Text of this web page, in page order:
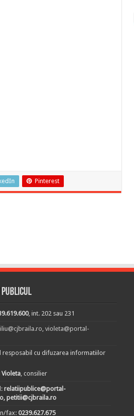
Pinterest
publicul
, int. 202 sau 231
,violeta@portal-
resposabil cu difuzarea informatiilor
Violeta, consilier
relatiipublice@portal-
petitii@cjbraila.ro
fax:0239.627.675